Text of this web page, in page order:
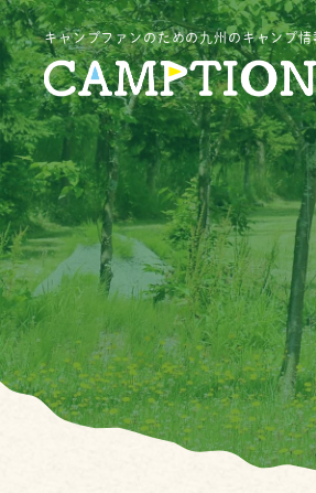
キャンプファンのための九州のキャンプ情